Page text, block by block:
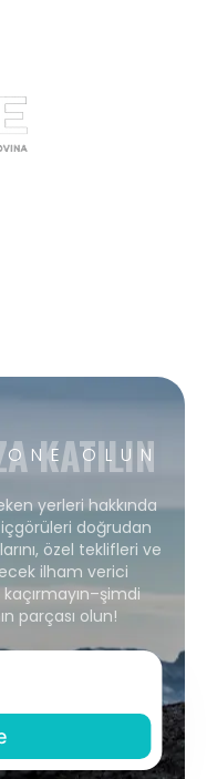
OLUN
KATILIN
yerleri hakkında
doğrudan
özel teklifleri ve
ilham verici
parçası olun!